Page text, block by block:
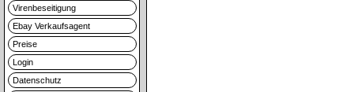
Virenbeseitigung
Ebay Verkaufsagent
Preise
Login
Datenschutz